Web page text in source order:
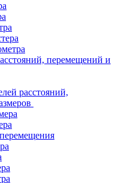
перемещений и
расстояний,